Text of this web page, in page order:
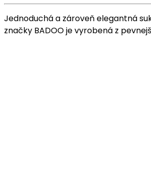
Jednoduchá a zároveň elegantná
značky BADOO je vyrobená z